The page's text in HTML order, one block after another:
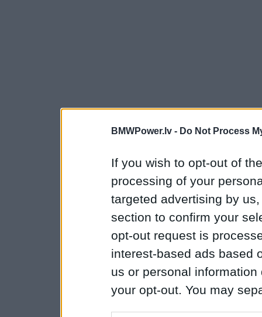
BMWPower.lv - Do Not Process
If you wish to opt-out of
processing of your
targeted advertising by
section to confirm your
opt-out request is
interest-based ads based
us or personal
your opt-out. You may